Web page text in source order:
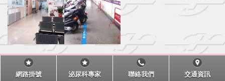
網路掛號 泌尿科專家 聯絡我們 交通資訊